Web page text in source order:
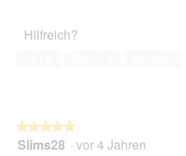
4
Hilfreich?
★★★★★
★★★★★
5
Slims28 · vor 4 Jahren